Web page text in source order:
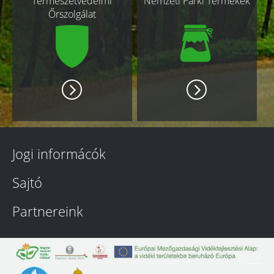
Őrszolgálat
Jogi informácók
Sajtó
Partnereink